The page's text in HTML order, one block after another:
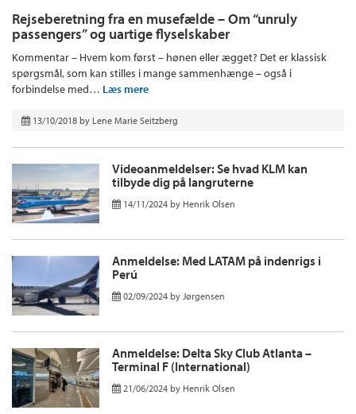
Rejseberetning fra en musefælde – Om “unruly
passengers” og uartige flyselskaber
Kommentar – Hvem kom først – hønen eller ægget? Det er klassisk
spørgsmål, som kan stilles i mange sammenhænge – også i
forbindelse med… Læs mere
13/10/2018 by Lene Marie Seitzberg
Videoanmeldelser: Se hvad KLM kan
tilbyde dig på langruterne
14/11/2024 by Henrik Olsen
Anmeldelse: Med LATAM på indenrigs i
Perú
02/09/2024 by Jørgensen
Anmeldelse: Delta Sky Club Atlanta –
Terminal F (International)
21/06/2024 by Henrik Olsen